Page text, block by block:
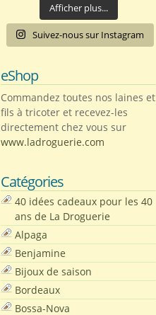
Afficher plus...
Suivez-nous sur Instagram
eShop
Commandez toutes nos laines et
fils à tricoter et recevez-les
directement chez vous sur
www.ladroguerie.com
Catégories
40 idées cadeaux pour les 40
ans de La Droguerie
Alpaga
Benjamine
Bijoux de saison
Bordeaux
Bossa-Nova